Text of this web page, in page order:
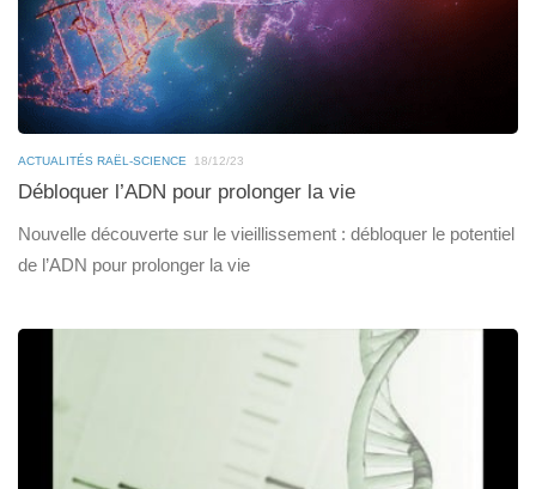
ACTUALITÉS RAËL-SCIENCE 18/12/23
Débloquer l’ADN pour prolonger la vie
Nouvelle découverte sur le vieillissement : débloquer le potentiel
de l’ADN pour prolonger la vie